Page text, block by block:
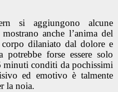
si aggiungono alcune
anche l’anima del
dilaniato dal dolore e
potrebbe forse essere solo
minuti conditi da pochissimi
ed emotivo è talmente
la noia.